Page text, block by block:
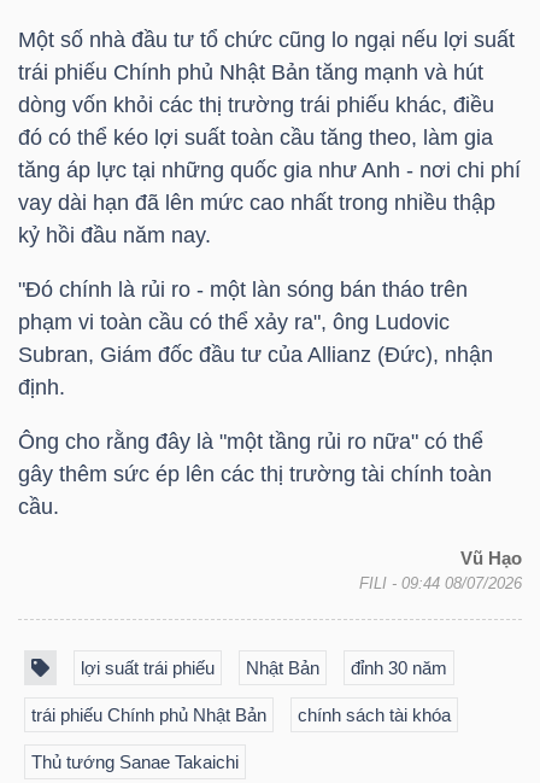
Một số nhà đầu tư tổ chức cũng lo ngại nếu lợi suất
trái phiếu Chính phủ Nhật Bản tăng mạnh và hút
dòng vốn khỏi các thị trường trái phiếu khác, điều
đó có thể kéo lợi suất toàn cầu tăng theo, làm gia
tăng áp lực tại những quốc gia như Anh - nơi chi phí
vay dài hạn đã lên mức cao nhất trong nhiều thập
kỷ hồi đầu năm nay.
"Đó chính là rủi ro - một làn sóng bán tháo trên
phạm vi toàn cầu có thể xảy ra", ông Ludovic
Subran, Giám đốc đầu tư của Allianz (Đức), nhận
định.
Ông cho rằng đây là "một tầng rủi ro nữa" có thể
gây thêm sức ép lên các thị trường tài chính toàn
cầu.
Vũ Hạo
FILI - 09:44 08/07/2026
lợi suất trái phiếu Nhật Bản đỉnh 30 năm
trái phiếu Chính phủ Nhật Bản chính sách tài khóa
Thủ tướng Sanae Takaichi
Mã
chứng
khoán
(-)
Tất cả Cổ phiếu
Lãnh
đạo
(-)
Tin
tức
viết
tác
giả